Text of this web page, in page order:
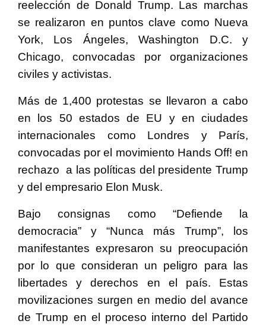
reelección de Donald Trump. Las marchas
se realizaron en puntos clave como Nueva
York, Los Ángeles, Washington D.C. y
Chicago, convocadas por organizaciones
civiles y activistas.
Más de 1,400 protestas se llevaron a cabo
en los 50 estados de EU y en ciudades
internacionales como Londres y París,
convocadas por el movimiento Hands Off! en
rechazo a las políticas del presidente Trump
y del empresario Elon Musk.
Bajo consignas como “Defiende la
democracia” y “Nunca más Trump”, los
manifestantes expresaron su preocupación
por lo que consideran un peligro para las
libertades y derechos en el país. Estas
movilizaciones surgen en medio del avance
de Trump en el proceso interno del Partido